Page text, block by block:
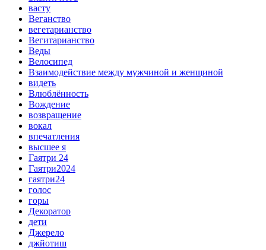
васту
Веганство
вегетарианство
Вегитарианство
Веды
Велосипед
Взаимодействие между мужчиной и женщиной
видеть
Влюблённость
Вождение
возвращение
вокал
впечатления
высшее я
Гаятри 24
Гаятри2024
гаятри24
голос
горы
Декоратор
дети
Джерело
джйотиш